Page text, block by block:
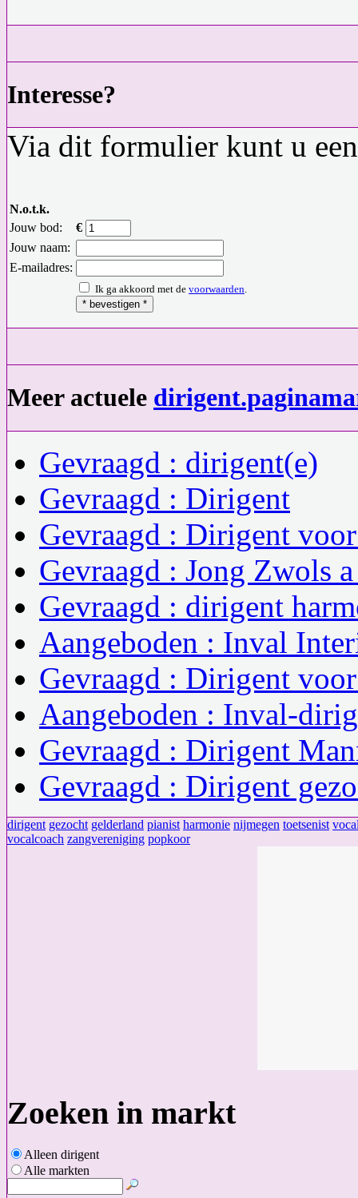
Interesse?
Via dit formulier kunt u
N.o.t.k.
Jouw bod:
€
Jouw naam:
E-mailadres:
Ik ga akkoord met de voorwaarden.
Meer actuele
Gevraagd : dirigent(e)
Gevraagd : Dirigent
Gevraagd : Dirigent
Gevraagd : Jong Zwols
Gevraagd : dirigent
Aangeboden : Inval
Gevraagd : Dirigent
Aangeboden : Inval-
Gevraagd : Dirigent
Gevraagd : Dirigent
dirigent gezocht gelderland pianist harmonie nijmegen toetsenist
vocalcoach zangvereniging popkoor
Zoeken in markt
Alleen dirigent
Alle markten